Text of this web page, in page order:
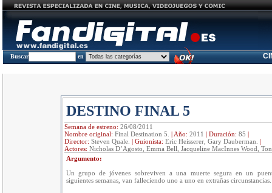
Buscar en
DESTINO FINAL 5
Semana de estreno: 26/08/2011
Nombre original: Final Destination 5. | Año: 2011 | Duración: 85 |
Director: Steven Quale. | Guionista: Eric Heisserer, Gary Dauberman. |
Actores: Nicholas D’Agosto, Emma Bell, Jacqueline MacInnes Wood,
Argumento:
Un grupo de jóvenes sobreviven a una muerte segura en un
siguientes semanas, van falleciendo uno a uno en extrañas circunstancias.